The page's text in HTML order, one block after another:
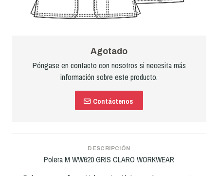
Agotado
Póngase en contacto con nosotros si necesita más
información sobre este producto.
Contáctenos
DESCRIPCIÓN
Polera M WW620 GRIS CLARO WORKWEAR